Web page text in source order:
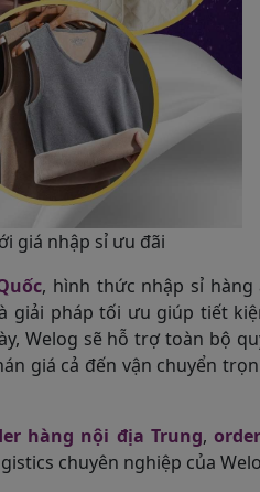
giá nhập sỉ ưu đãi
, hình thức nhập sỉ hàng
giải pháp tối ưu giúp tiết
Welog sẽ hỗ trợ toàn bộ
giá cả đến vận chuyển
hàng nội địa Trung,
chuyên nghiệp của